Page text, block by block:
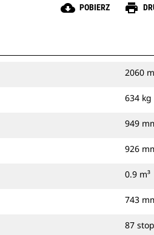
cloud_download POBIERZ print
2060
634 kg
949
926
0.9 m³
743
87